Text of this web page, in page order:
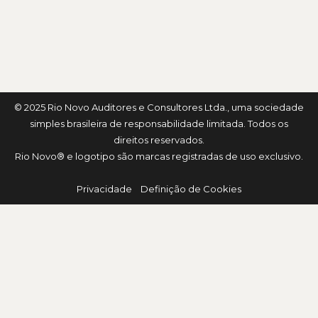
© 2025 Rio Novo Auditores e Consultores Ltda., uma sociedade
simples brasileira de responsabilidade limitada. Todos os
direitos reservados.
Rio Novo® e logotipo são marcas registradas de uso exclusivo.
Privacidade Definição de Cookies